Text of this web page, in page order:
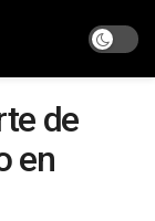
de
en